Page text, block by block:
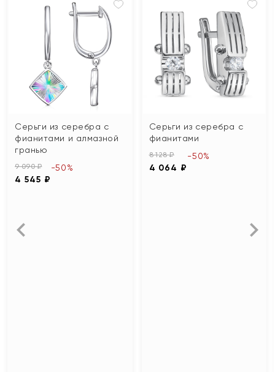
Серьги из серебра с
фианитами и алмазной
гранью
9 090 ₽
4 545 ₽
-50%
Серьги из серебра с
фианитами
8 128 ₽
4 064 ₽
-50%